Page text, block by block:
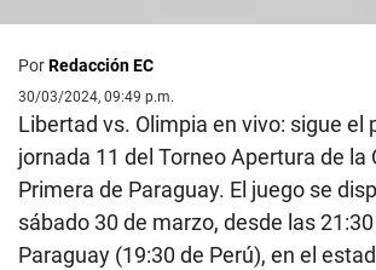
PorRedacción EC
30/03/2024, 09:49 p.m.
Libertad vs. Olimpia en vivo: sigue el
jornada 11 del Torneo Apertura de la
Primera de Paraguay. El juego se
sábado 30 de marzo, desde las
Paraguay (19:30 de Perú), en el